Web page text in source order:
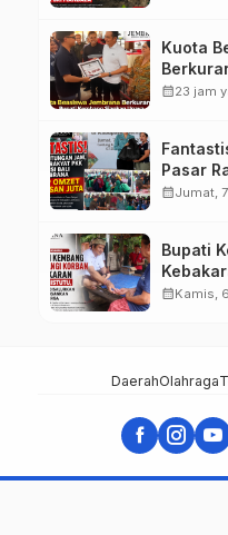
Kuota
Siapkan
calendar_month23 jam
Pasar
calendar_monthJumat,
Bupati
calendar_monthKamis,
DaerahOlahraga